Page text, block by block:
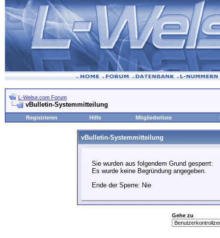
L-Welse.com Forum
vBulletin-Systemmitteilung
Registrieren Hilfe Mitgliederliste
vBulletin-Systemmitteilung
Sie wurden aus folgendem Grund gesperrt:
Es wurde keine Begründung angegeben.
Ende der Sperre: Nie
Gehe zu